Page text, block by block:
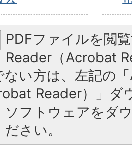
PDFファイルを閲
Reader（Acrobat
い方は、左記の
Reader）」ダ
ソフトウェアをダ
さい。